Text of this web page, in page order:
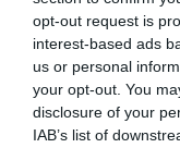
opt-out request is
interest-based ads
us or personal
your opt-out. You
disclosure of your
IAB’s list of
2Playbook
El SSC Nápoles
2023-2024 pese